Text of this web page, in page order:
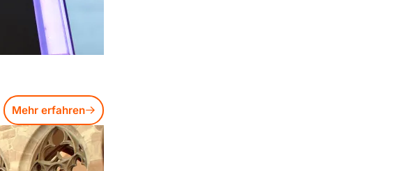
Mehr erfahren